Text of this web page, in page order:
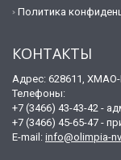
Политика
КОНТАКТЫ
Адрес: 628611,
Телефоны:
+7 (3466) 43-43-42 -
+7 (3466) 45-65-47 -
E-mail: info@olimpia-